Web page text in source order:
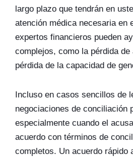
largo plazo que tendrán en
atención médica necesaria en
expertos financieros pueden
complejos, como la pérdida
pérdida de la capacidad de
Incluso en casos sencillos de
negociaciones de conciliación
especialmente cuando el
acuerdo con términos de
completos. Un acuerdo rápido